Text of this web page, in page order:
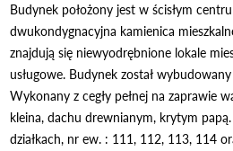
Budynek położony jest w ścisłym
dwukondygnacyjna kamienica
znajdują się niewyodrębnione lokale
usługowe. Budynek został
Wykonany z cegły pełnej na zaprawie
kleina, dachu drewnianym, krytym
działkach, nr ew. : 111, 112, 113, 114